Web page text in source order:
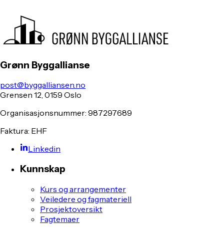
Grønn Byggallianse
post@byggalliansen.no
Grensen 12, 0159 Oslo
Organisasjonsnummer: 987297689
Faktura: EHF
Linkedin
Kunnskap
Kurs og arrangementer
Veiledere og fagmateriell
Prosjektoversikt
Fagtemaer